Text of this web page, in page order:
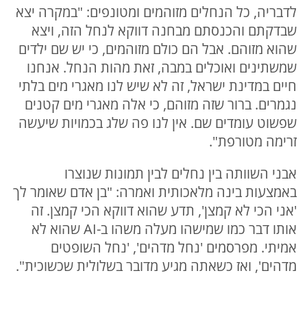
לדבריה, כל הנחלים מזוהמים ומטונפים: "במקרה יצא
שבדקתם והכנסתם מבחנה דווקא לנחל הזה, ויצא
שהוא מזוהם. אבל הם כולם מזוהמים, כי יש שם ילדים
שמשתינים ואוכלים במבה, זאת מהות הנחל. אנחנו
חיים במדינת ישראל, זה לא שיש לנו מאגרי מים בלתי
נגמרים. ברור שזה מזוהם, כי אלה מאגרי מים קטנים
שפשוט עומדים שם. אין לנו פה שלג בכמויות שיעשה
זרימה מטורפת".
אבני השוותה בין נחלים לבין תמונות שנוצרו
באמצעות בינה מלאכותית ואמרה: "בן אדם שאומר לך
'אני הכי לא קמצן', תדע שהוא דווקא הכי קמצן. זה
אותו דבר כמו שמישהו מעלה משהו ב-AI שהוא לא
אמיתי. מפרסמים 'נחל מדהים', 'נחל השופטים
מדהים', ואז כשאתה מגיע מדובר בשלולית שכשוכית".